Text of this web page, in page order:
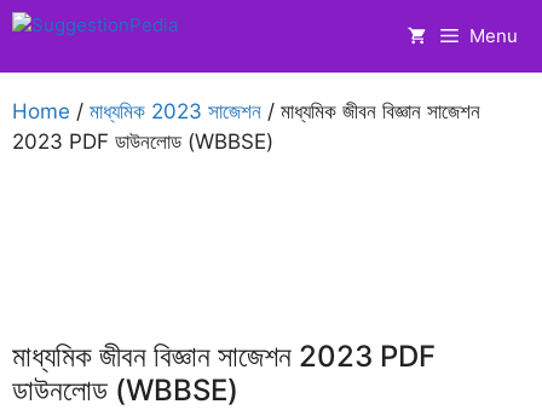
Skip
content
Menu
Home / মাধ্যমিক 2023 সাজেশন / মাধ্যমিক জীবন বিজ্ঞান সাজেশন
2023 PDF ডাউনলোড (WBBSE)
মাধ্যমিক জীবন বিজ্ঞান সাজেশন 2023 PDF
ডাউনলোড (WBBSE)